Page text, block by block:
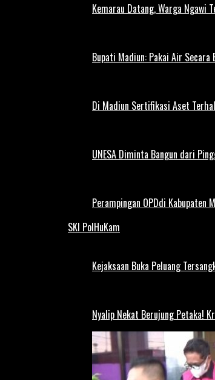
Kemarau Datang, Warga Ngawi
Bupati Madiun: Pakai Air Secara
Di Madiun Sertifikasi Aset
UNESA Diminta Bangun dari
Perampingan OPDdi Kabupaten
SKI PolHuKam
Kejaksaan Buka Peluang
Nyalip Nekat Berujung Petaka!